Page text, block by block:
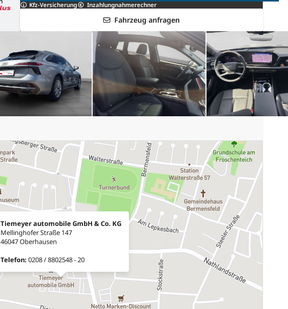
Kfz-Versicherung Inzahlungnahmerechner
Fahrzeug anfragen
Tiemeyer automobile GmbH & Co. KG
Mellinghofer Straße 147
46047 Oberhausen
Telefon: 0208 / 8802548 - 20